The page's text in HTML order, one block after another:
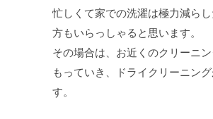
忙しくて家での洗濯は極力減らし
方もいらっしゃると思います。
その場合は、お近くのクリーニ
もっていき、ドライクリーニン
す。